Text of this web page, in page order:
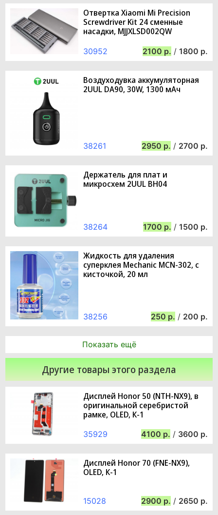
Отвертка Xiaomi Mi Precision
Screwdriver Kit 24 сменные
насадки, MJJXLSD002QW
30952 2100 / 1800
Воздуходувка аккумуляторная
2UUL DA90, 30W, 1300 мАч
38261 2950 / 2700
Держатель для плат и
микросхем 2UUL BH04
38264 1700 / 1500
Жидкость для удаления
суперклея Mechanic MCN-302, с
кисточкой, 20 мл
38256 250 / 200
Показать ещё
Другие товары этого раздела
Дисплей Honor 50 (NTH-NX9), в
оригинальной серебристой
рамке, OLED, К-1
35929 4100 / 3600
Дисплей Honor 70 (FNE-NX9),
OLED, К-1
15028 2900 / 2650